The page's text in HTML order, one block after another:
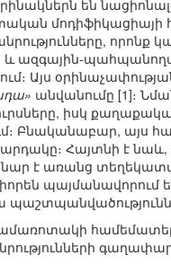
են
մոդիֆիկացիայի
ազգային-
Այս
անվանումը [1]։
իսկ
Բնականաբար, այս
Հայտնի է
է առանց
պայմանավորում
համեմատել